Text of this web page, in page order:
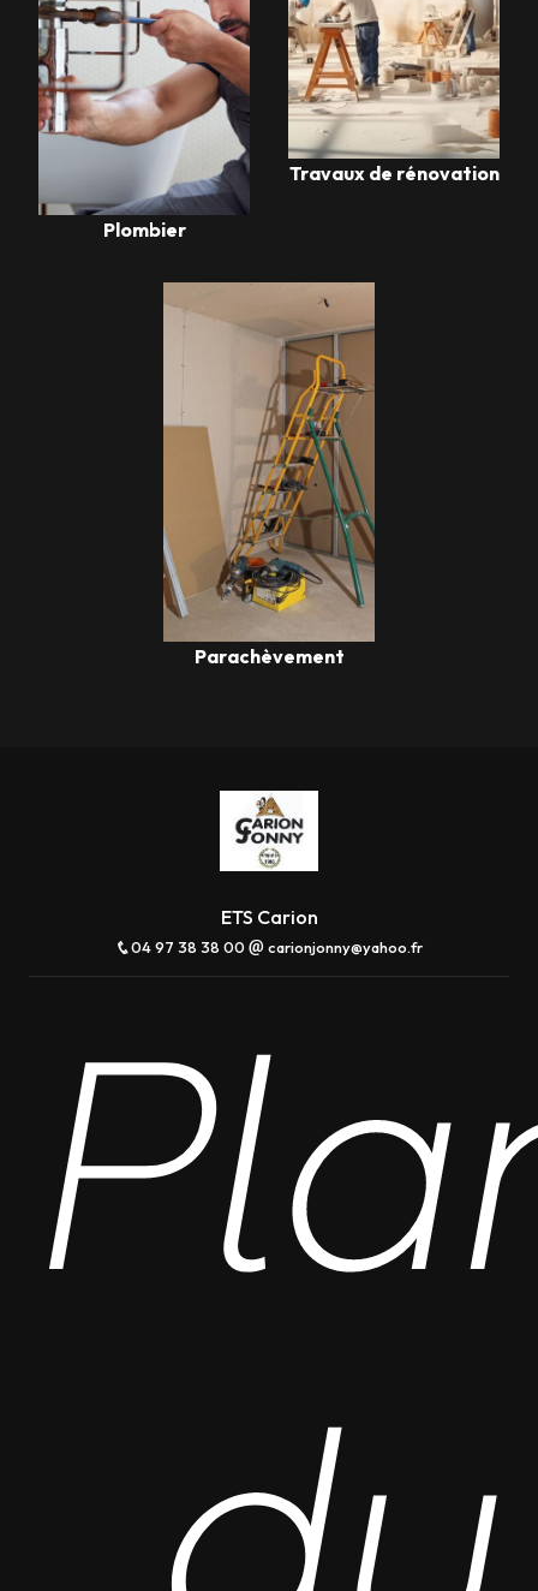
Plombier
Travaux de rénovation
Parachèvement
ETS Carion
04 97 38 38 00 carionjonny@yahoo.fr